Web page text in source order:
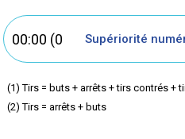
00:00 (0
but
Supériorité
(1) Tirs = buts + arrêts + tirs contrés +
(2) Tirs = arrêts + buts